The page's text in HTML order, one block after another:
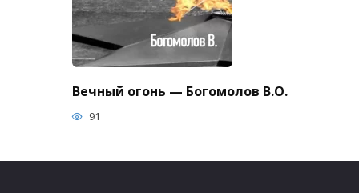
Вечный огонь — Богомолов В.О.
91